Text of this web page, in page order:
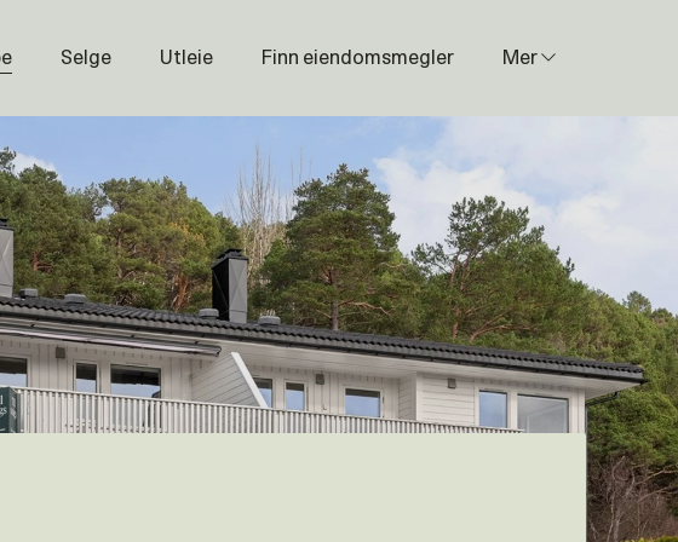
Selge Utleie Finn eiendomsmegler Mer
Næring
Nybygg
Magasin
Om oss
Åpenhetsloven
Prisliste
Karriere